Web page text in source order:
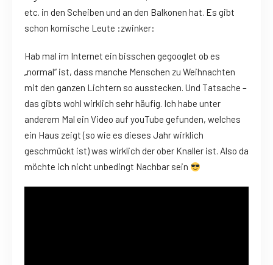
etc. in den Scheiben und an den Balkonen hat. Es gibt
schon komische Leute :zwinker:
Hab mal im Internet ein bisschen gegooglet ob es
„normal“ ist, dass manche Menschen zu Weihnachten
mit den ganzen Lichtern so ausstecken. Und Tatsache –
das gibts wohl wirklich sehr häufig. Ich habe unter
anderem Mal ein Video auf youTube gefunden, welches
ein Haus zeigt (so wie es dieses Jahr wirklich
geschmückt ist) was wirklich der ober Knaller ist. Also da
möchte ich nicht unbedingt Nachbar sein